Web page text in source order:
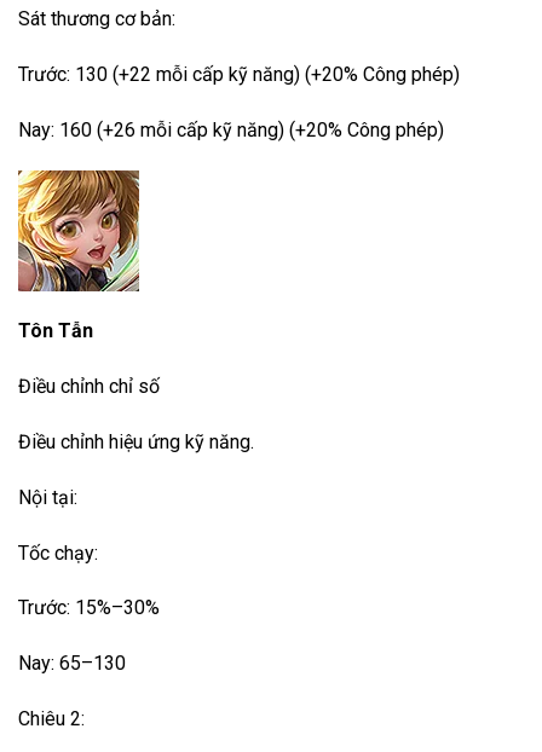
Sát thương cơ bản:
Trước: 130 (+22 mỗi cấp kỹ năng) (+20% Công phép)
Nay: 160 (+26 mỗi cấp kỹ năng) (+20% Công phép)
Tôn Tẫn
Điều chỉnh chỉ số
Điều chỉnh hiệu ứng kỹ năng.
Nội tại:
Tốc chạy:
Trước: 15%–30%
Nay: 65–130
Chiêu 2: